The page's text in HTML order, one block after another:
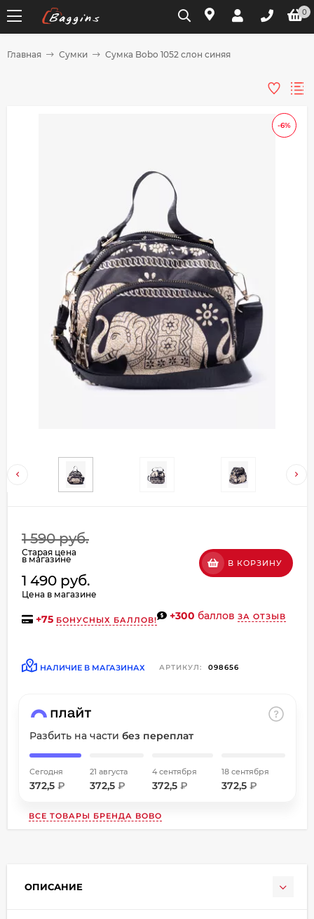
0
Главная Сумки Сумка Bobo 1052 слон синяя
-6%
1 590 руб.
Старая цена
в магазине
1 490 руб.
Цена в магазине
В КОРЗИНУ
+75 БОНУСНЫХ БАЛЛОВ! +300 баллов ЗА ОТЗЫВ
НАЛИЧИЕ В МАГАЗИНАХ АРТИКУЛ: 098656
Разбить на части без переплат
Сегодня
372,5 ₽
21 августа
372,5 ₽
4 сентября
372,5 ₽
18 сентября
372,5 ₽
ВСЕ ТОВАРЫ БРЕНДА BOBO
ОПИСАНИЕ
График платежей
Добавляйте товары
в корзину
Получайте товар
выбранный способом
списываться
по25
Подробнее
25
2 недели
8 800 302-02-51